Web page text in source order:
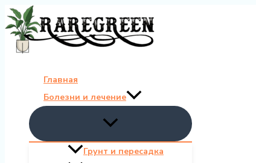
Перейти
к
содержимому
Главная
Болезни и лечение
Грунт и пересадка